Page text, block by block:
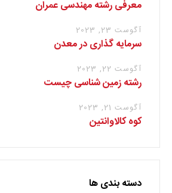
معرفی رشته مهندسی عمران
آگوست 23, 2023
سرمایه گذاری در معدن
آگوست 22, 2023
رشته زمین شناسی چیست
آگوست 21, 2023
کوه کالاوانتین
دسته بندی ها